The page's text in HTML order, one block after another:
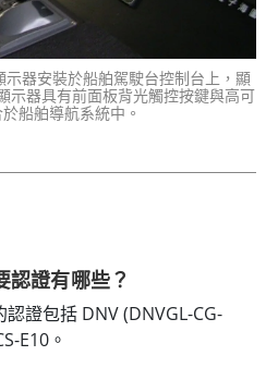
示器安裝於船舶駕駛台控制台上，顯
示器具有前面板背光觸控按鍵與高可
船舶導航系統中。
認證有哪些？
證包括 DNV (DNVGL-CG-
E10。